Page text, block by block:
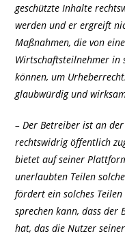
geschützte Inhalte
werden und er ergreift
Maßnahmen, die von
Wirtschaftsteilnehmer
können, um
glaubwürdig und
– Der Betreiber ist an
rechtswidrig öffentlich
bietet auf seiner
unerlaubten Teilen
fördert ein solches
sprechen kann, dass der
hat, das die Nutzer